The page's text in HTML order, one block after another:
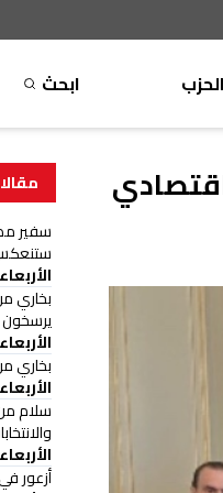
الحزب ابحث
سفير
ستنعكس
الأربعاء، 13 أيار
بخاري
يرسخون
الأربعاء، 29 نيسان
بخاري
الأربعاء، 16 نيسان
سلام
الأربعاء، 09 نيسان
أزعور